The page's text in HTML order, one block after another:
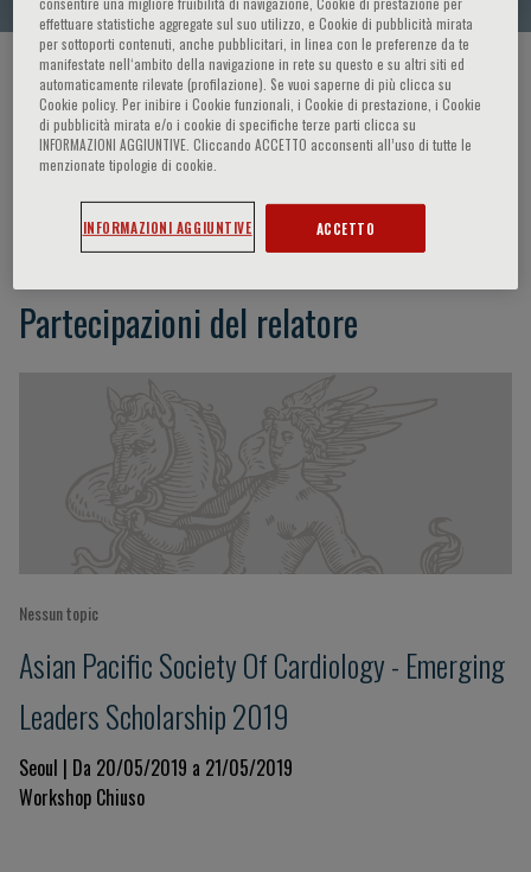
HOME PAGE / CORSI ED EVENTI / RELATORE
John Gordon HAROLD
Partecipazioni del relatore
Nessun topic
Asian Pacific Society Of Cardiology - Emerging
Leaders Scholarship 2019
Seoul | Da 20/05/2019 a 21/05/2019
Workshop Chiuso
effettuare statistiche aggregate sul suo utilizzo, e Cookie di pubblicità mirata
per sottoporti contenuti, anche pubblicitari, in linea con le preferenze da te
manifestate nell‘ambito della navigazione in rete su questo e su altri siti ed
automaticamente rilevate (profilazione). Se vuoi saperne di più clicca su
Cookie policy. Per inibire i Cookie funzionali, i Cookie di prestazione, i Cookie
di pubblicità mirata e/o i cookie di specifiche terze parti clicca su
INFORMAZIONI AGGIUNTIVE. Cliccando ACCETTO acconsenti all’uso di tutte le
menzionate tipologie di cookie.
INFORMAZIONI AGGIUNTIVE ACCETTO